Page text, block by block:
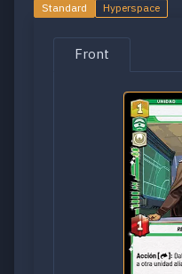
Standard Hyperspace
Front